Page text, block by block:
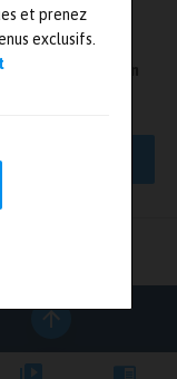
et prenez
exclusifs.
Veritas –
la force d’un